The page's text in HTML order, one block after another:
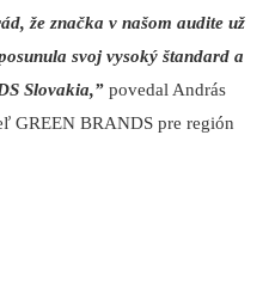
že značka v našom audite už
svoj vysoký štandard a
Slovakia,” povedal András
GREEN BRANDS pre región